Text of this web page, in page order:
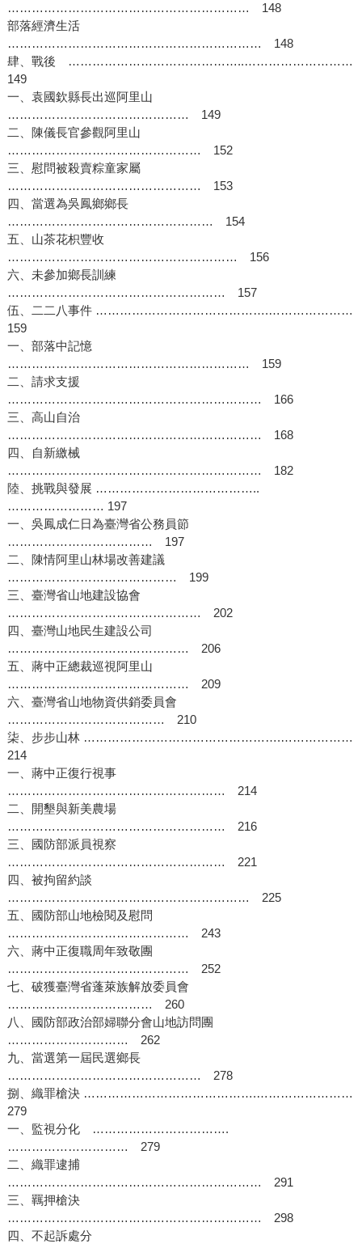
…………………………………………………… 148
部落經濟生活
……………………………………………………… 148
肆、戰後 ……………………………………..………………………
149
一、袁國欽縣長出巡阿里山
……………………………………… 149
二、陳儀長官參觀阿里山
………………………………………… 152
三、慰問被殺賣粽童家屬
………………………………………… 153
四、當選為吳鳳鄉鄉長
…………………………………………… 154
五、山茶花枳豐收
………………………………………………… 156
六、未參加鄉長訓練
……………………………………………… 157
伍、二二八事件 …………………………………….…………………
159
一、部落中記憶
…………………………………………………… 159
二、請求支援
……………………………………………………… 166
三、高山自治
……………………………………………………… 168
四、自新繳械
……………………………………………………… 182
陸、挑戰與發展 …………………………………..
…………………… 197
一、吳鳳成仁日為臺灣省公務員節
……………………………… 197
二、陳情阿里山林場改善建議
…………………………………… 199
三、臺灣省山地建設協會
………………………………………… 202
四、臺灣山地民生建設公司
……………………………………… 206
五、蔣中正總裁巡視阿里山
……………………………………… 209
六、臺灣省山地物資供銷委員會
………………………………… 210
柒、步步山林 ………………………………………….………………
214
一、蔣中正復行視事
……………………………………………… 214
二、開墾與新美農場
……………………………………………… 216
三、國防部派員視察
……………………………………………… 221
四、被拘留約談
…………………………………………………… 225
五、國防部山地檢閱及慰問
……………………………………… 243
六、蔣中正復職周年致敬團
……………………………………… 252
七、破獲臺灣省蓬萊族解放委員會
……………………………… 260
八、國防部政治部婦聯分會山地訪問團
………………………… 262
九、當選第一屆民選鄉長
………………………………………… 278
捌、織罪槍決 …………………………………….……………………
279
一、監視分化 …………………………….
………………………… 279
二、織罪逮捕
……………………………………………………… 291
三、羈押槍決
……………………………………………………… 298
四、不起訴處分